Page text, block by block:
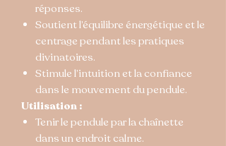
réponses.
Soutient l’équilibre énergétique et le
centrage pendant les pratiques
divinatoires.
Stimule l’intuition et la confiance
dans le mouvement du pendule.
Utilisation :
Tenir le pendule par la chaînette
dans un endroit calme.